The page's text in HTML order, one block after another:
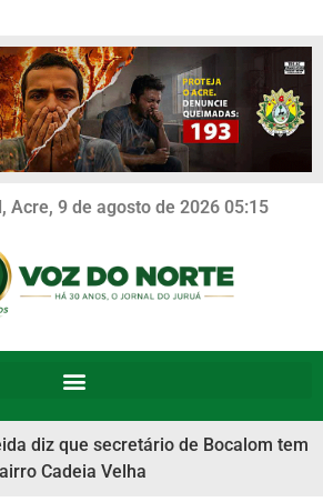
Acre, 9 de agosto de 2026 05:15
diz que secretário de Bocalom tem
Cadeia Velha